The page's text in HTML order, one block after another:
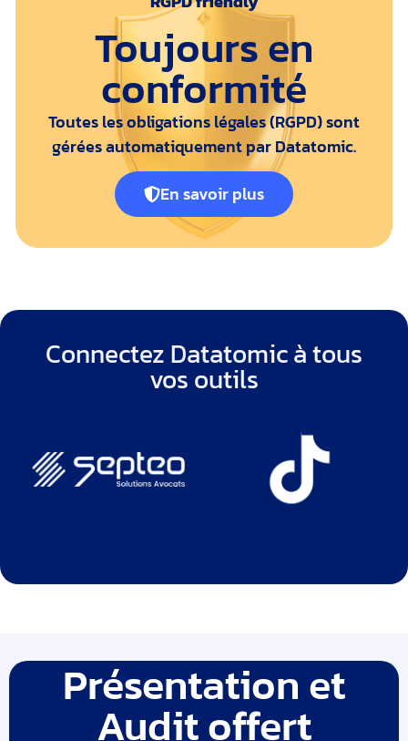
Toujours en
conformité
Toutes les obligations légales (RGPD) sont
gérées automatiquement par Datatomic.
En savoir plus
Connectez Datatomic à tous
vos outils
Présentation et
Audit offert